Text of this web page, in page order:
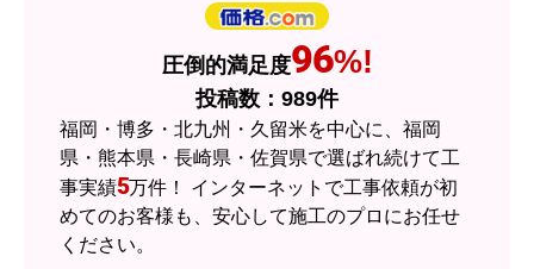
ショップからの連絡や対応は適切でしたか？
予定の期日までに商品が届きましたか？
はい
商品の梱包は必要十分なものでしたか？
はい
またこのショップを利用したいですか？
圧倒的満足度96%!
投稿数： 989件
福岡・博多・北九州・久留米を中心に、福岡
県・熊本県・長崎県・佐賀県で選ばれ続けて工
事実績5万件！ インターネットで工事依頼が初
めてのお客様も、安心して施工のプロにお任せ
ください。